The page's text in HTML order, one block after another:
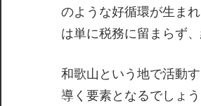
のような好循環が生ま
は単に税務に留まらず
和歌山という地で活動
導く要素となるでしょ